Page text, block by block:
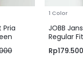
Pria
1 Color
JOBB
Regular
Rp179.500